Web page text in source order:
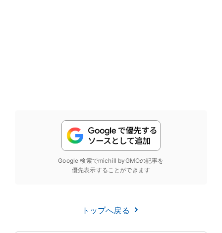
Google 検索でmichill byGMOの記事を
優先表示することができます
トップへ戻る